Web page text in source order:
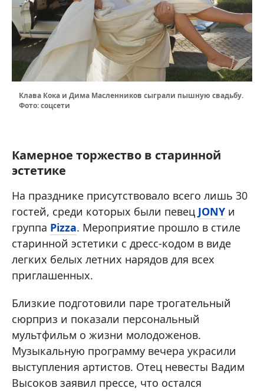
Клава Кока и Дима Масленников сыграли пышную свадьбу.
Фото: соцсети
Камерное торжество в старинной
эстетике
На празднике присутствовало всего лишь 30
гостей, среди которых были певец JONY и
группа Pizza. Мероприятие прошло в стиле
старинной эстетики с дресс-кодом в виде
легких белых летних нарядов для всех
приглашенных.
Близкие подготовили паре трогательный
сюрприз и показали персональный
мультфильм о жизни молодоженов.
Музыкальную программу вечера украсили
выступления артистов. Отец невесты Вадим
Высоков заявил прессе, что остался